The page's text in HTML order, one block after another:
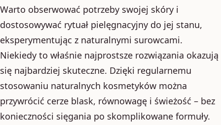
Warto obserwować potrzeby swojej skóry i
dostosowywać rytuał pielęgnacyjny do jej stanu,
eksperymentując z naturalnymi surowcami.
Niekiedy to właśnie najprostsze rozwiązania okazują
się najbardziej skuteczne. Dzięki regularnemu
stosowaniu naturalnych kosmetyków można
przywrócić cerze blask, równowagę i świeżość – bez
konieczności sięgania po skomplikowane formuły.